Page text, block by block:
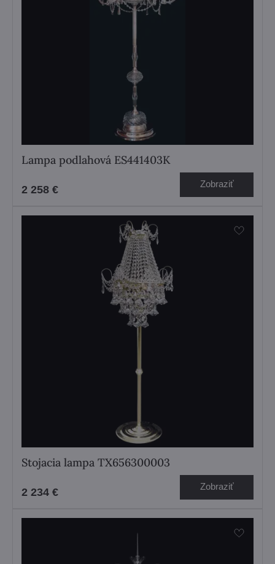
Lampa podlahová ES441403K
2 258 € Zobraziť
Stojacia lampa TX656300003
2 234 € Zobraziť